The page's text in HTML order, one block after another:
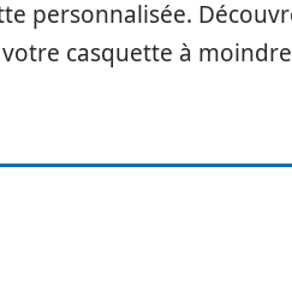
personnalisée.
casquette à